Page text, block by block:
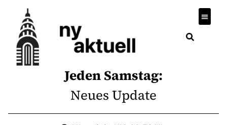
Jeden Samstag:
Neues Update